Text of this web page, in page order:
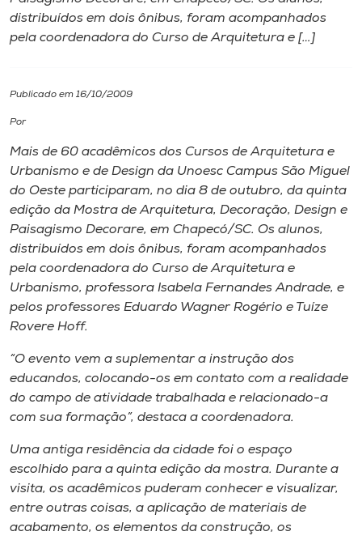
Internacionalização
Cultura
CPA
Biblioteca
Editora
Rádio
Museu
Unoesc
Store
distribuídos em dois ônibus, foram acompanhados
pela coordenadora do Curso de Arquitetura e […]
Publicado em 16/10/2009
Por
Mais de 60 acadêmicos dos Cursos de Arquitetura e
Urbanismo e de Design da Unoesc Campus São Miguel
do Oeste participaram, no dia 8 de outubro, da quinta
edição da Mostra de Arquitetura, Decoração, Design e
Paisagismo Decorare, em Chapecó/SC. Os alunos,
distribuídos em dois ônibus, foram acompanhados
pela coordenadora do Curso de Arquitetura e
Urbanismo, professora Isabela Fernandes Andrade, e
pelos professores Eduardo Wagner Rogério e Tuíze
Rovere Hoff.
“O evento vem a suplementar a instrução dos
educandos, colocando-os em contato com a realidade
do campo de atividade trabalhada e relacionado-a
com sua formação”, destaca a coordenadora.
Uma antiga residência da cidade foi o espaço
escolhido para a quinta edição da mostra. Durante a
visita, os acadêmicos puderam conhecer e visualizar,
entre outras coisas, a aplicação de materiais de
acabamento, os elementos da construção, os